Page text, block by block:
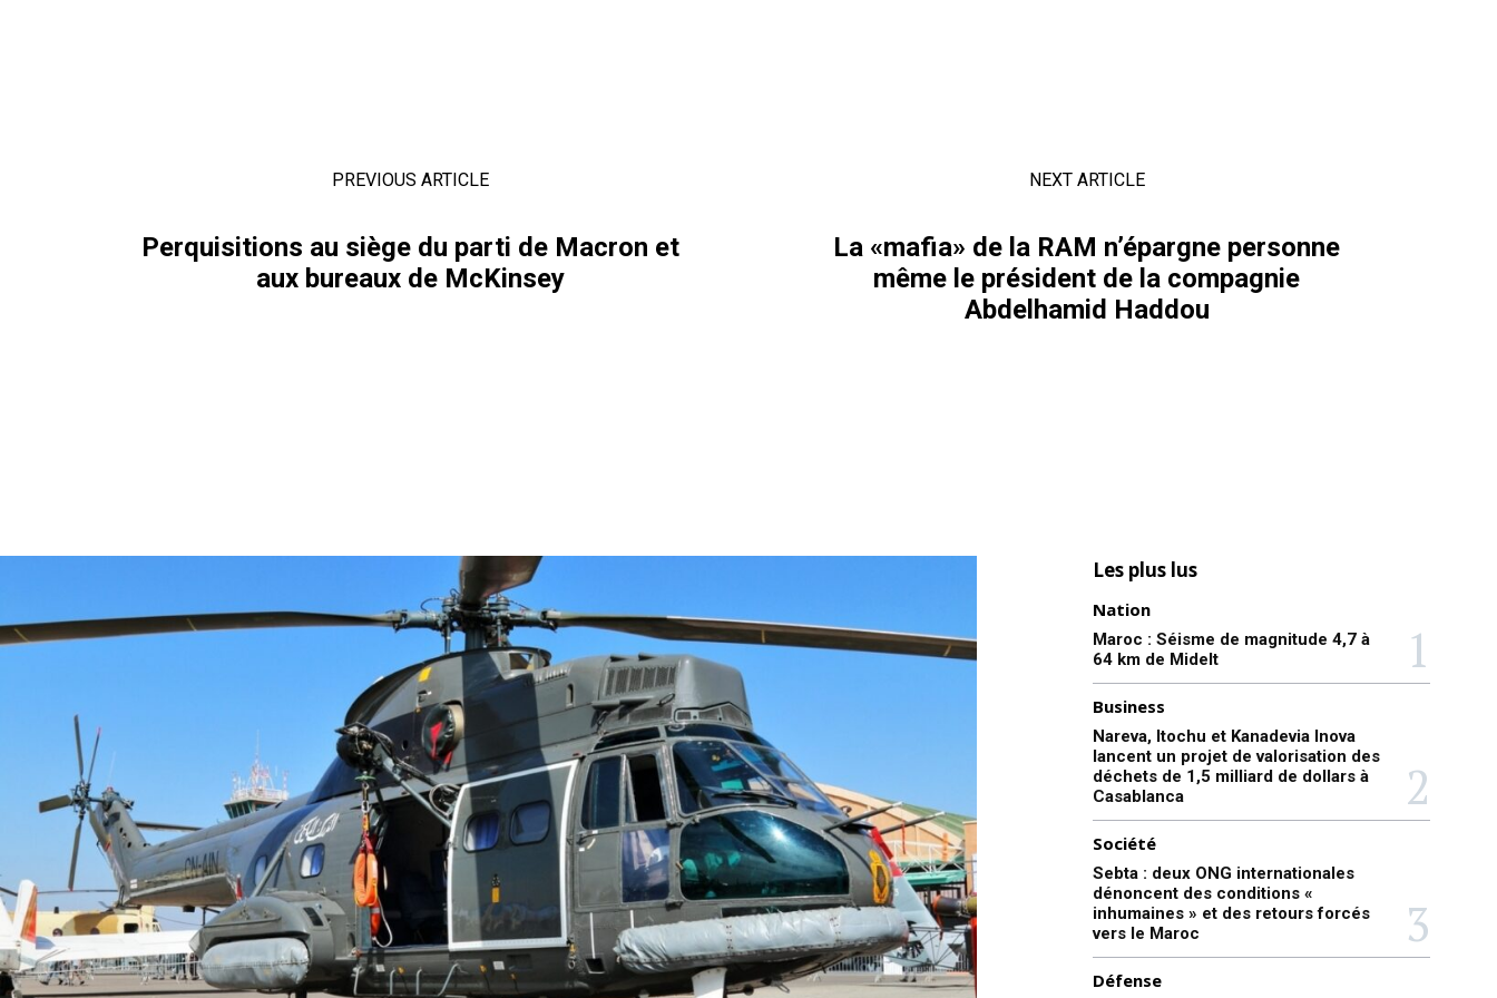
PREVIOUS ARTICLE
Perquisitions au siège du parti de Macron et
aux bureaux de McKinsey
NEXT ARTICLE
La «mafia» de la RAM n’épargne personne
même le président de la compagnie
Abdelhamid Haddou